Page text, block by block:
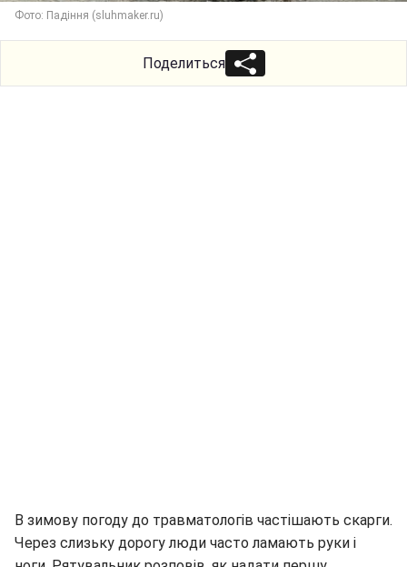
Фото: Падіння (sluhmaker.ru)
Поделиться
В зимову погоду до травматологів частішають скарги.
Через слизьку дорогу люди часто ламають руки і